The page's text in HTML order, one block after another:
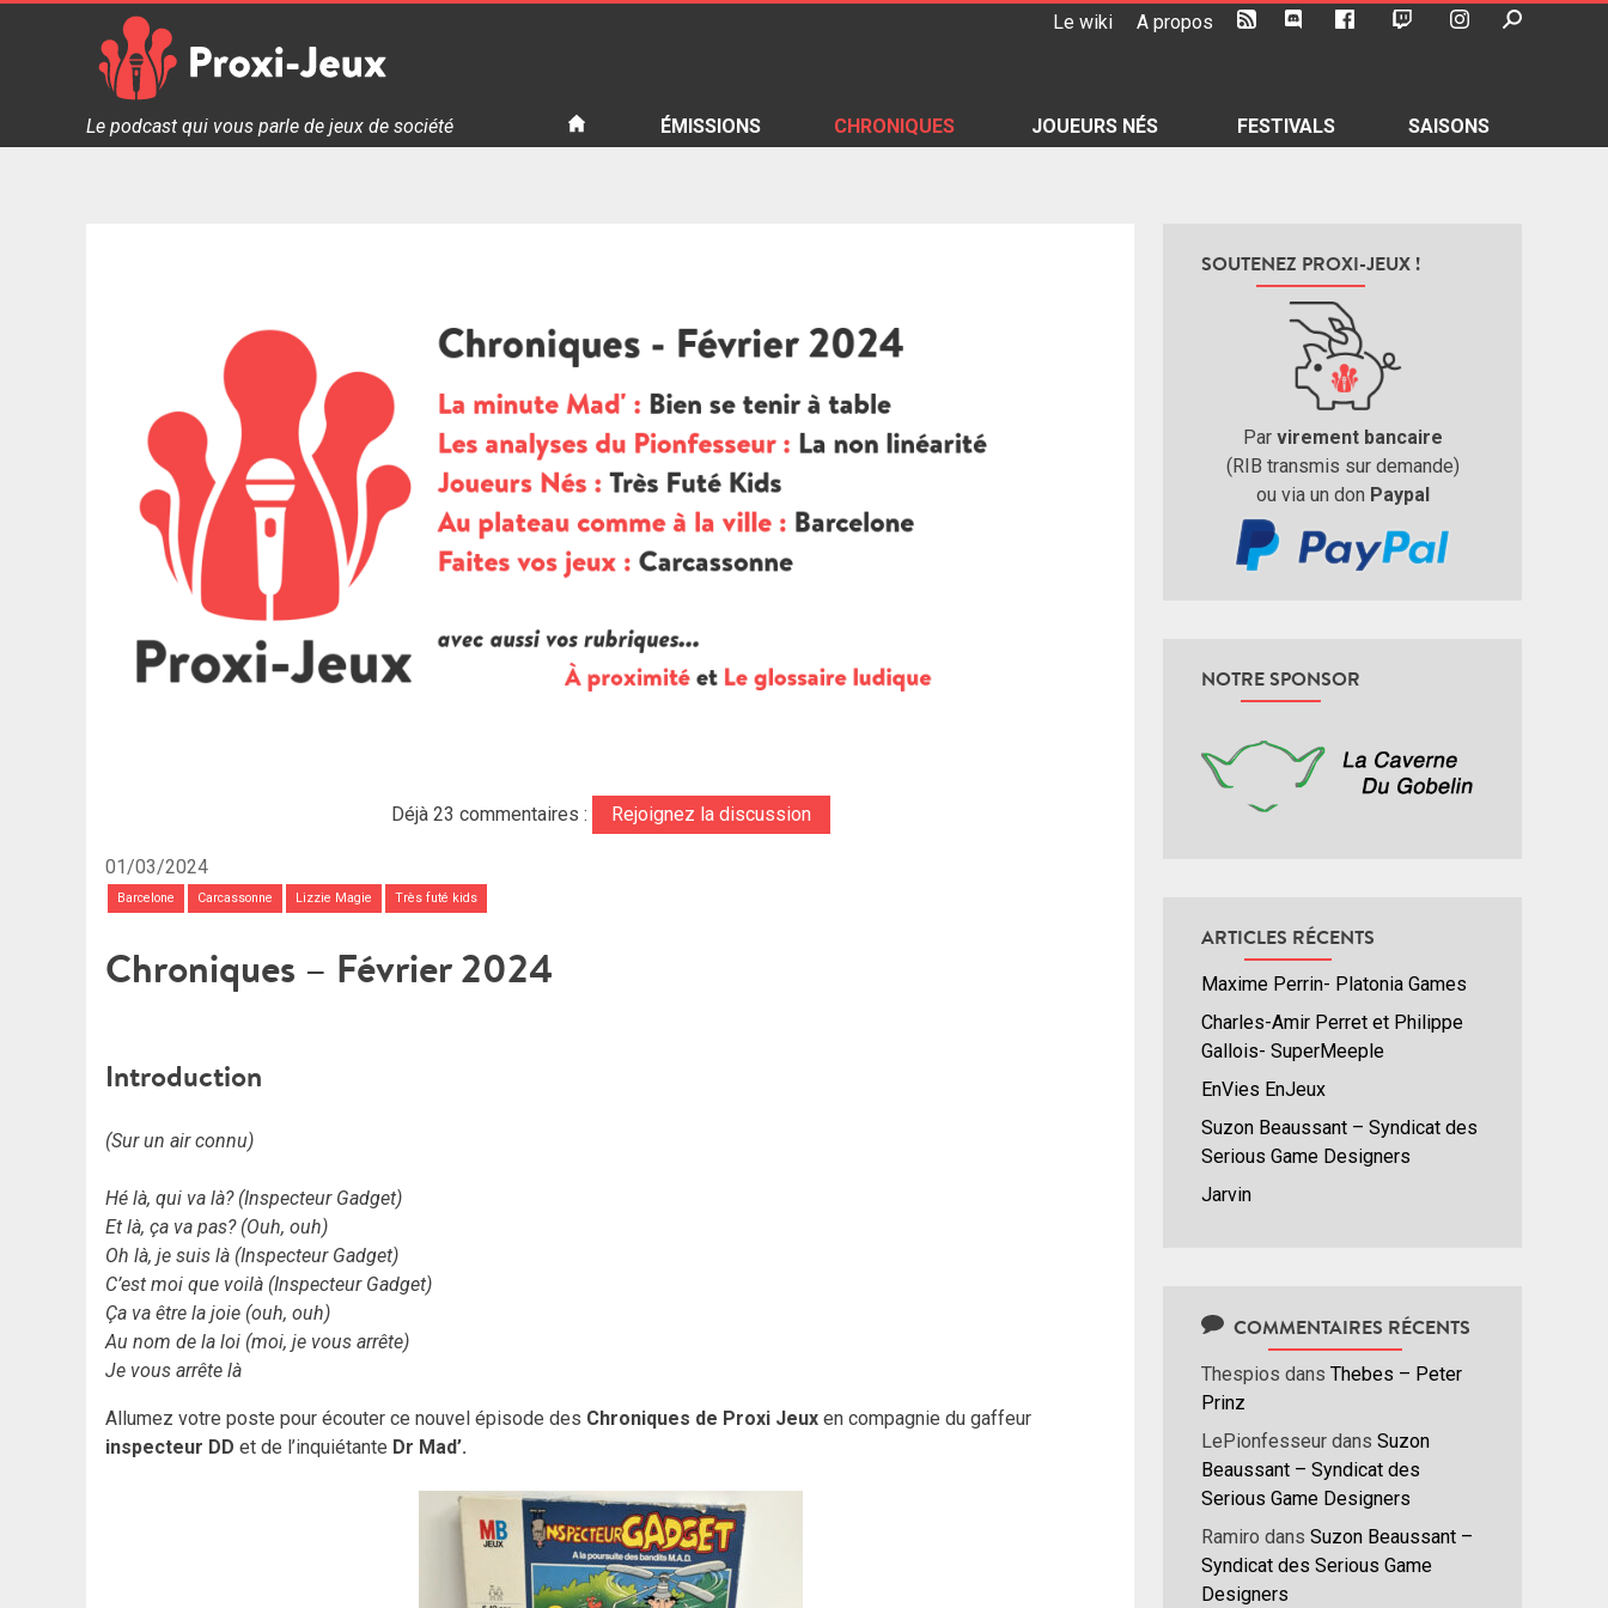
Le wiki A propos
Proxi Jeux - Le podcast qui vous parle de jeux de société
Le podcast qui vous parle de jeux de société ÉMISSIONS CHRONIQUES JOUEURS NÉS FESTIVALS SAISONS
Déjà 23 commentaires : Rejoignez la discussion
01/03/2024
Barcelone Carcassonne Lizzie Magie Très futé kids
Chroniques – Février 2024
Introduction
(Sur un air connu)
Hé là, qui va là? (Inspecteur Gadget)
Et là, ça va pas? (Ouh, ouh)
Oh là, je suis là (Inspecteur Gadget)
C’est moi que voilà (Inspecteur Gadget)
Ça va être la joie (ouh, ouh)
Au nom de la loi (moi, je vous arrête)
Je vous arrête là
Allumez votre poste pour écouter ce nouvel épisode des Chroniques de Proxi Jeux en compagnie du gaffeur
inspecteur DD et de l’inquiétante Dr Mad’.
SOUTENEZ PROXI-JEUX !
Par virement bancaire
(RIB transmis sur demande)
ou via un don Paypal
NOTRE SPONSOR
ARTICLES RÉCENTS
Maxime Perrin- Platonia Games
Charles-Amir Perret et Philippe
Gallois- SuperMeeple
EnVies EnJeux
Suzon Beaussant – Syndicat des
Serious Game Designers
Jarvin
COMMENTAIRES RÉCENTS
Thespios dans Thebes – Peter
Prinz
LePionfesseur dans Suzon
Beaussant – Syndicat des
Serious Game Designers
Ramiro dans Suzon Beaussant –
Syndicat des Serious Game
Designers